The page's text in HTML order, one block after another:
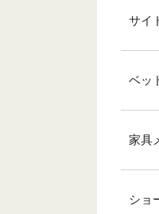
サイ
ベッ
家具
ショ